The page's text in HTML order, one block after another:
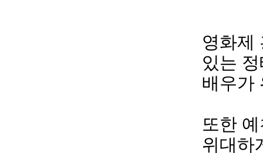
영화제
있는
배우가
또한
위대하